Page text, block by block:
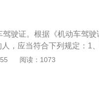
国道路交通安全法实施条
例另有规定的除外。机动
在实习期内驾驶机动车的
防车、救护车、工程救险
照。《机动车驾驶证申领
车驾驶人应当在三十日内
请换证：（一）在车辆管
息发生变化的；（二）机
驶证。根据《机动车驾
，应当符合下列规定：1
动挡载客汽车、轻便摩托
，在18周岁以上，60周岁
阅读：1073